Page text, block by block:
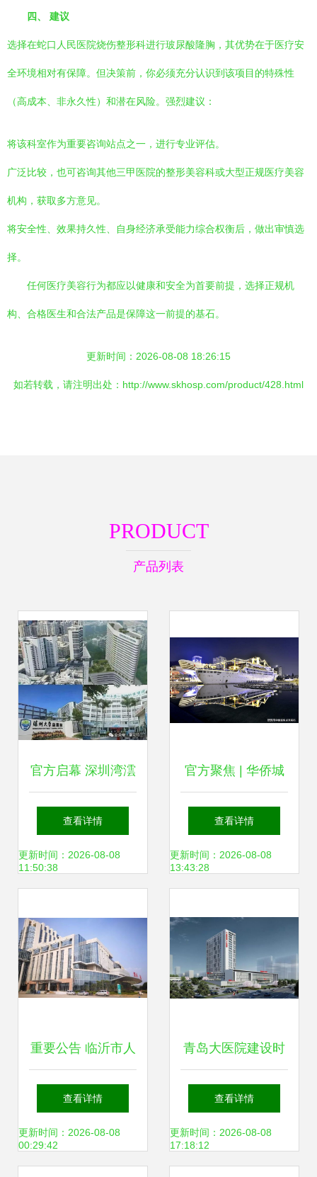
四、 建议
选择在蛇口人民医院烧伤整形科进行玻尿酸隆胸，其优势在于医疗安
全环境相对有保障。但决策前，你必须充分认识到该项目的特殊性
（高成本、非永久性）和潜在风险。强烈建议：
将该科室作为重要咨询站点之一，进行专业评估。
广泛比较，也可咨询其他三甲医院的整形美容科或大型正规医疗美容
机构，获取多方意见。
将安全性、效果持久性、自身经济承受能力综合权衡后，做出审慎选
择。
任何医疗美容行为都应以健康和安全为首要前提，选择正规机
构、合格医生和合法产品是保障这一前提的基石。
更新时间：2026-08-08 18:26:15
如若转载，请注明出处：http://www.skhosp.com/product/428.html
PRODUCT
产品列表
官方启幕 深圳湾澐
玺售楼处发布，致
敬城市时代地标奢
查看详情
更新时间：2026-08-08
11:50:38
官方聚焦 | 华侨城
新玺官方售楼处发
布 共筑新时代奢居
共创区域价值新篇
章
查看详情
更新时间：2026-08-08
13:43:28
重要公告 临沂市人
民医院骨科医院整
体搬迁至北城新区
查看详情
更新时间：2026-08-08
00:29:42
青岛大医院建设时
间表出炉 市南、李
沧、崂山同步推
查看详情
更新时间：2026-08-08
17:18:12